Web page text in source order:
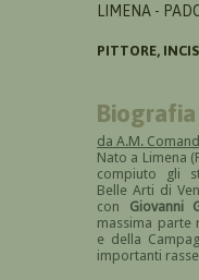
LIMENA -
PITTORE,
Biografia
da A.M.
Nato a Limena
compiuto gli
Belle Arti di
con Giovanni
massima parte
e della
importanti